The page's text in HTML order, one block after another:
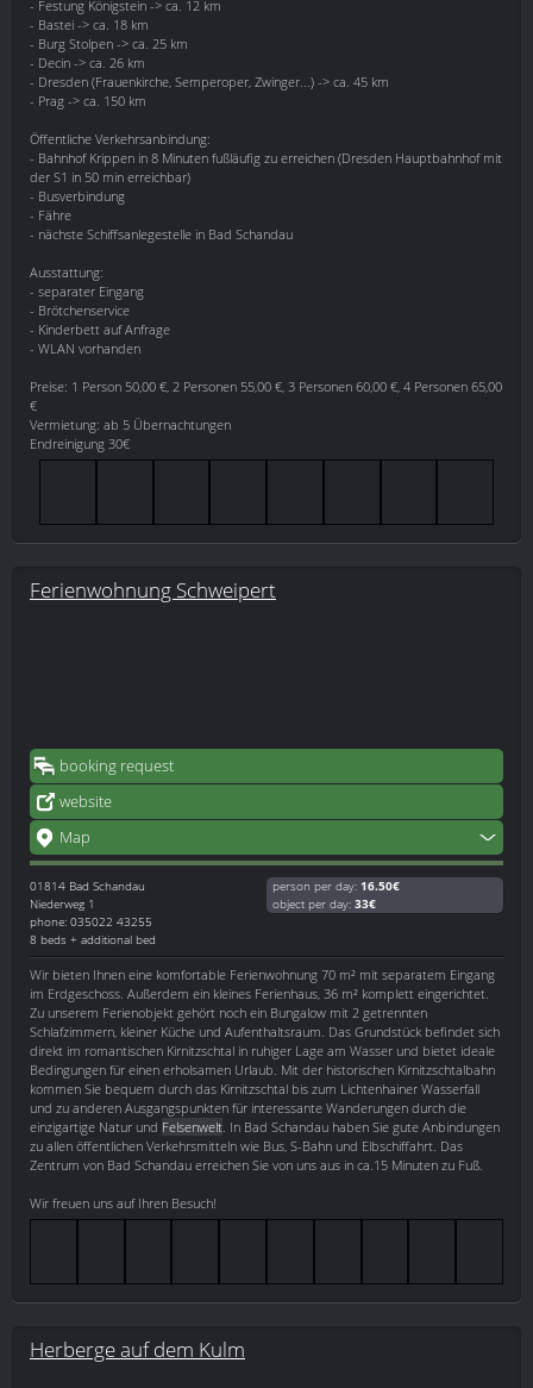
- Festung Königstein -> ca. 12 km
- Bastei -> ca. 18 km
- Burg Stolpen -> ca. 25 km
- Decin -> ca. 26 km
- Dresden (Frauenkirche, Semperoper, Zwinger...) -> ca. 45 km
- Prag -> ca. 150 km
Öffentliche Verkehrsanbindung:
- Bahnhof Krippen in 8 Minuten fußläufig zu erreichen (Dresden Hauptbahnhof mit
der S1 in 50 min erreichbar)
- Busverbindung
- Fähre
- nächste Schiffsanlegestelle in Bad Schandau
Ausstattung:
- separater Eingang
- Brötchenservice
- Kinderbett auf Anfrage
- WLAN vorhanden
Preise: 1 Person 50,00 €, 2 Personen 55,00 €, 3 Personen 60,00 €, 4 Personen 65,00
€
Vermietung: ab 5 Übernachtungen
Endreinigung 30€
Ferienwohnung Schweipert
booking request
website
Map
01814 Bad Schandau
Niederweg 1
phone: 035022 43255
8 beds + additional bed
person per day: 16.50€
object per day: 33€
Wir bieten Ihnen eine komfortable Ferienwohnung 70 m² mit separatem Eingang
im Erdgeschoss. Außerdem ein kleines Ferienhaus, 36 m² komplett eingerichtet.
Zu unserem Ferienobjekt gehört noch ein Bungalow mit 2 getrennten
Schlafzimmern, kleiner Küche und Aufenthaltsraum. Das Grundstück befindet sich
direkt im romantischen Kirnitzschtal in ruhiger Lage am Wasser und bietet ideale
Bedingungen für einen erholsamen Urlaub. Mit der historischen Kirnitzschtalbahn
kommen Sie bequem durch das Kirnitzschtal bis zum Lichtenhainer Wasserfall
und zu anderen Ausgangspunkten für interessante Wanderungen durch die
einzigartige Natur und Felsenwelt . In Bad Schandau haben Sie gute Anbindungen
zu allen öffentlichen Verkehrsmitteln wie Bus, S-Bahn und Elbschiffahrt. Das
Zentrum von Bad Schandau erreichen Sie von uns aus in ca.15 Minuten zu Fuß.
Wir freuen uns auf Ihren Besuch!
Herberge auf dem Kulm